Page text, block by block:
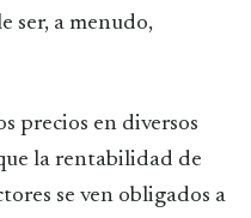
ser, a menudo,
precios en diversos
la rentabilidad de
se ven obligados a